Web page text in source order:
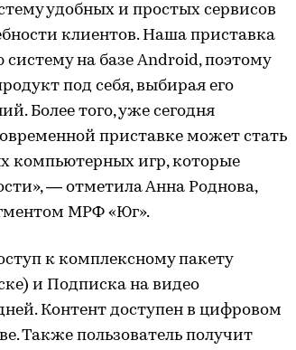
удобных и простых сервисов
клиентов. Наша приставка
на базе Android, поэтому
под себя, выбирая его
Более того, уже сегодня
приставке может стать
компьютерных игр, которые
— отметила Анна Роднова,
МРФ «Юг».
к комплексному пакету
и Подписка на видео
Контент доступен в цифровом
Также пользователь получит